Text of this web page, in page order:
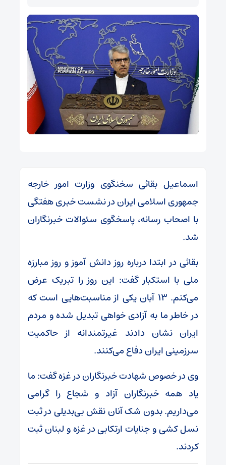
اسماعیل بقائی سخنگوی وزارت امور خارجه
جمهوری اسلامی ایران در نشست خبری هفتگی
با اصحاب رسانه، پاسخگوی سئوالات خبرنگاران
شد.
بقائی در ابتدا درباره روز دانش آموز و روز مبارزه
ملی با استکبار گفت: این روز را تبریک عرض
می‌کنم. ۱۳ آبان یکی از مناسبت‌هایی است که
در خاطر ما به آزادی خواهی تبدیل شده و مردم
ایران نشان دادند غیرتمندانه از حاکمیت
سرزمینی ایران دفاع می‌کنند.
وی در خصوص شهادت خبرنگاران در غزه گفت: ما
یاد همه خبرنگاران آزاد و شجاع را گرامی
می‌داریم. بدون شک آنان نقش بی‌بدیلی در ثبت
نسل کشی و جنایات ارتکابی در غزه و لبنان ثبت
کردند.